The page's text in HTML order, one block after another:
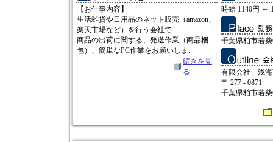
【お仕事内容】
生活雑貨や日用品のネット販売（amazon、
楽天市場など）を行う会社で
商品の出荷に関する、発送作業（商品梱
包）、簡単なPC作業をお願いしま...
続きを見
る
時給 1140円 ～
千葉県柏市若柴
有限会社 浅海
〒 277 - 0871
千葉県柏市若柴